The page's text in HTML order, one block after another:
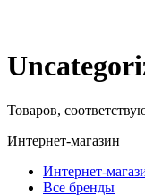
Товаров,
Интернет-магазин
Интернет-
Все бренды